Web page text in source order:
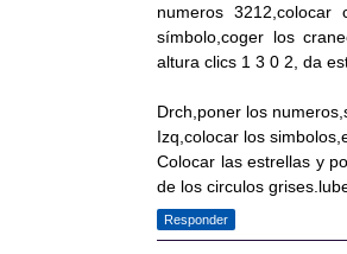
numeros 3212,colocar
símbolo,coger los
altura clics 1 3 0 2, da
Drch,poner los
Izq,colocar los
Colocar las estrellas y
de los circulos
Responder